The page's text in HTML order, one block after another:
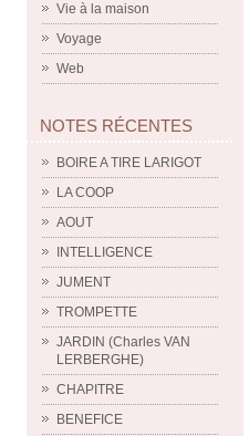
Vie à la maison
Voyage
Web
NOTES RÉCENTES
BOIRE A TIRE LARIGOT
LA COOP
AOUT
INTELLIGENCE
JUMENT
TROMPETTE
JARDIN (Charles VAN
LERBERGHE)
CHAPITRE
BENEFICE